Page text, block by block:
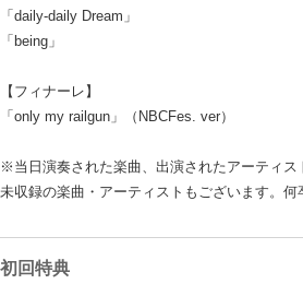
「daily-daily Dream」
「being」
【フィナーレ】
「only my railgun」（NBCFes. ver）
※当日演奏された楽曲、出演されたアーティス
未収録の楽曲・アーティストもございます。何
初回特典